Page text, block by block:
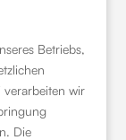
Betriebs,
wir
Die